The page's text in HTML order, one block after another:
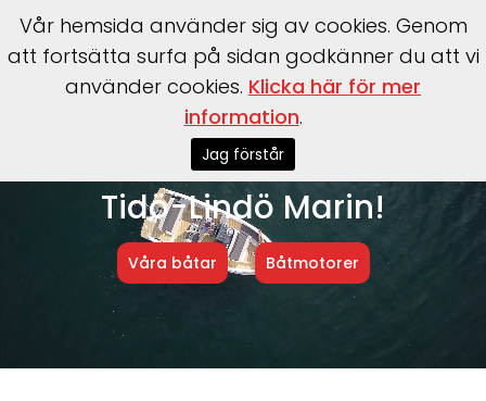
Välkommen till
Tidö-Lindö Marin!
Våra båtar Båtmotorer
Vår hemsida använder sig av cookies. Genom
att fortsätta surfa på sidan godkänner du att vi
använder cookies. Klicka här för mer
information.
Jag förstår